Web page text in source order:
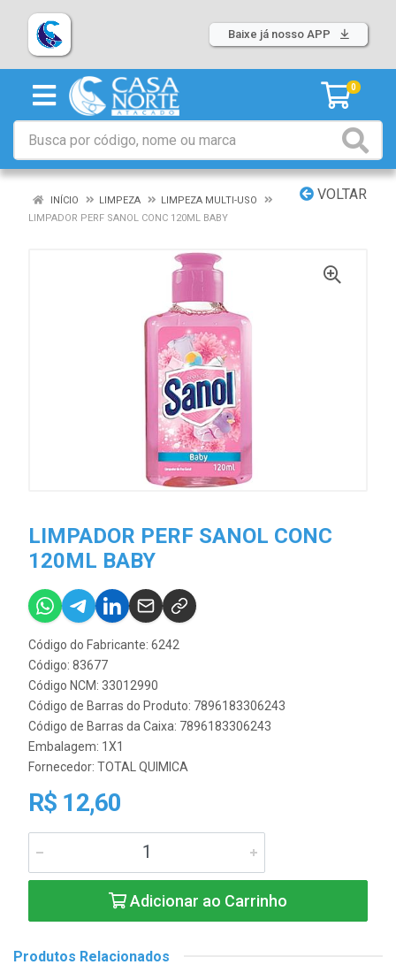
Baixe já nosso APP
0
VOLTAR
INÍCIO LIMPEZA
LIMPEZA MULTI-USO
LIMPADOR PERF SANOL CONC 120ML BABY
LIMPADOR PERF SANOL CONC
120ML BABY
Código do Fabricante: 6242
Código: 83677
Código NCM: 33012990
Código de Barras do Produto: 7896183306243
Código de Barras da Caixa: 7896183306243
Embalagem: 1X1
Fornecedor: TOTAL QUIMICA
R$ 12,60
Adicionar ao Carrinho
Produtos Relacionados